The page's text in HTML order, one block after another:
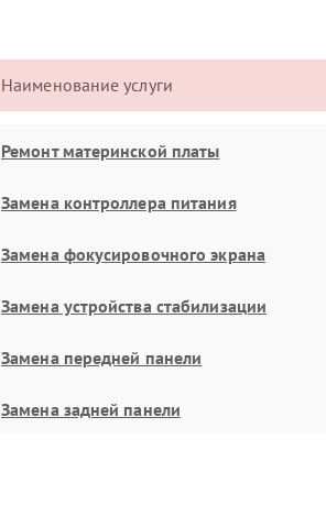
Наименование услуги
Ремонт материнской платы
Замена контроллера питания
Замена фокусировочного экрана
Замена устройства стабилизации
Замена передней панели
Замена задней панели